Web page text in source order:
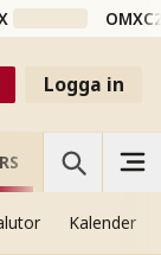
Logga in
VETENSKAP
Kalender